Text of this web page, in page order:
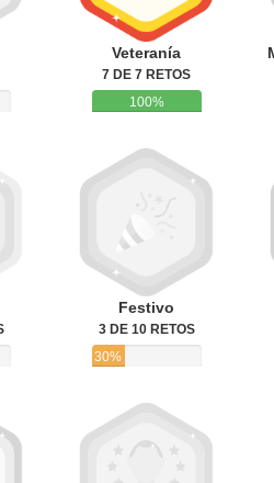
Veteranía
7 DE 7 RETOS
100%
Festivo
3 DE 10 RETOS
30%